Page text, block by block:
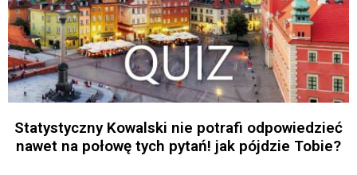
Statystyczny Kowalski nie potrafi odpowiedzieć
nawet na połowę tych pytań! jak pójdzie Tobie?